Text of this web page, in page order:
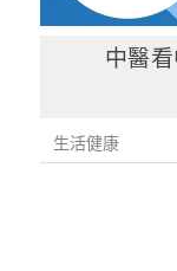
中醫
生活健康